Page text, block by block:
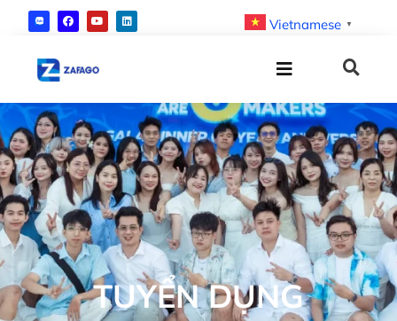
Vietnamese ▼
TUYỂN DỤNG